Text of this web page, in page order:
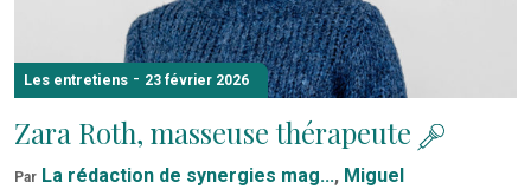
Les entretiens - 23 février 2026
Zara Roth, masseuse thérapeute
Par La rédaction de synergies mag..., Miguel